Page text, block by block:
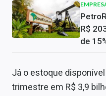
R$
de
Já o estoque
trimestre em R$ 3,9